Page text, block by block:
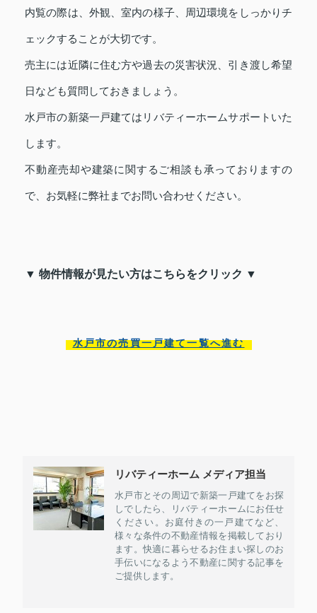
内覧の際は、外観、室内の様子、周辺環境をしっかりチ
ェックすることが大切です。
売主には近隣に住む方や過去の災害状況、引き渡し希望
日なども質問しておきましょう。
水戸市の新築一戸建てはリバティーホームサポートいた
します。
不動産売却や建築に関するご相談も承っておりますの
で、お気軽に弊社までお問い合わせください。
▼ 物件情報が見たい方はこちらをクリック ▼
水戸市の売買一戸建て一覧へ進む
リバティーホーム メディア担当
水戸市とその周辺で新築一戸建てをお探
しでしたら、リバティーホームにお任せ
ください。お庭付きの一戸建てなど、
様々な条件の不動産情報を掲載しており
ます。快適に暮らせるお住まい探しのお
手伝いになるよう不動産に関する記事を
ご提供します。